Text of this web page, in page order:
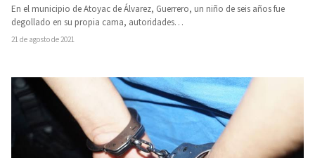
En el municipio de Atoyac de Álvarez, Guerrero, un niño de seis años fue
degollado en su propia cama, autoridades…
21 de agosto de 2021